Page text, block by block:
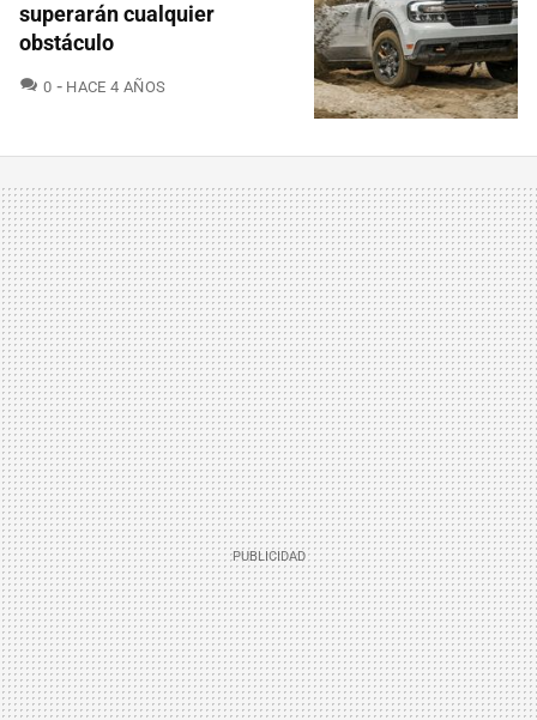
superarán cualquier
obstáculo
0 COMENTARIOS
HACE 4 AÑOS